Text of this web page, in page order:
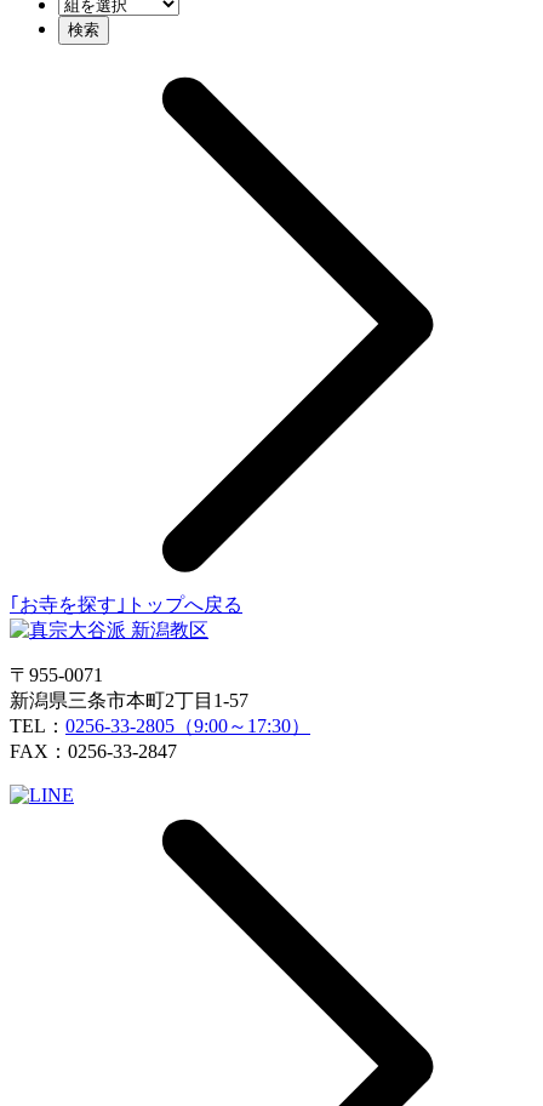
｢お寺を探す｣トップへ戻る
〒955-0071
新潟県三条市本町2丁目1-57
TEL： 0256-33-2805（9:00～17:30）
FAX：0256-33-2847